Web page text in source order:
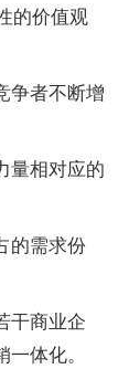
的价值观
者不断增
相对应的
的需求份
商业企
体化。